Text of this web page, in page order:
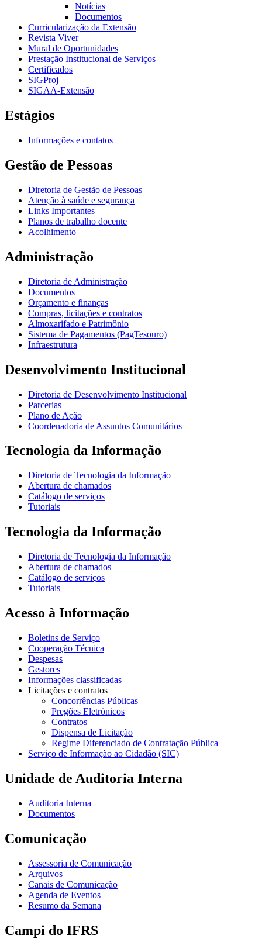
Notícias
Documentos
Curricularização da Extensão
Revista Viver
Mural de Oportunidades
Prestação Institucional de Serviços
Certificados
SIGProj
SIGAA-Extensão
Estágios
Informações e contatos
Gestão de Pessoas
Diretoria de Gestão de Pessoas
Atenção à saúde e segurança
Links Importantes
Planos de trabalho docente
Acolhimento
Administração
Diretoria de Administração
Documentos
Orçamento e finanças
Compras, licitações e contratos
Almoxarifado e Patrimônio
Sistema de Pagamentos (PagTesouro)
Infraestrutura
Desenvolvimento Institucional
Diretoria de Desenvolvimento Institucional
Parcerias
Plano de Ação
Coordenadoria de Assuntos Comunitários
Tecnologia da Informação
Diretoria de Tecnologia da Informação
Abertura de chamados
Catálogo de serviços
Tutoriais
Tecnologia da Informação
Diretoria de Tecnologia da Informação
Abertura de chamados
Catálogo de serviços
Tutoriais
Acesso à Informação
Boletins de Serviço
Cooperação Técnica
Despesas
Gestores
Informações classificadas
Licitações e contratos
Concorrências Públicas
Pregões Eletrônicos
Contratos
Dispensa de Licitação
Regime Diferenciado de Contratação Pública
Serviço de Informação ao Cidadão (SIC)
Unidade de Auditoria Interna
Auditoria Interna
Documentos
Comunicação
Assessoria de Comunicação
Arquivos
Canais de Comunicação
Agenda de Eventos
Resumo da Semana
Campi do IFRS